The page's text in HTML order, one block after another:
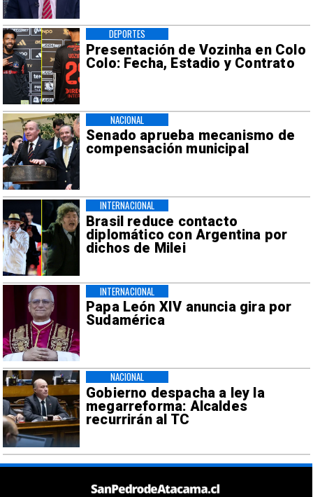
Presentación de Vozinha en Colo
Colo: Fecha, Estadio y Contrato
DEPORTES
Senado aprueba mecanismo de
compensación municipal
NACIONAL
Brasil reduce contacto
diplomático con Argentina por
dichos de Milei
INTERNACIONAL
Papa León XIV anuncia gira por
Sudamérica
INTERNACIONAL
Gobierno despacha a ley la
megarreforma: Alcaldes
recurrirán al TC
NACIONAL